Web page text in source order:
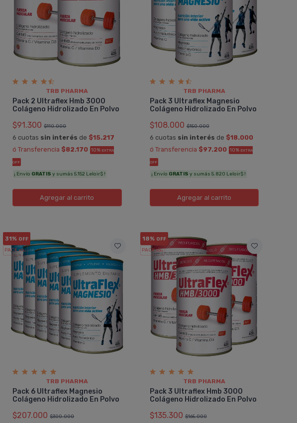
la presentacion. Ya que si
vas de viaje no necesitas llevar el
de la lata. Elegís exactamente la
de sobres que necesitas.
buena idea.
COMPRAR
TRB PHARMA
Pedido #713889
Solìa usar el producto en lata, lo
consumìa desde hace varios meses.
Ahora lo uso en esta presentaciòn
que me resulta mucho màs pràctica
de utilizar ya que lo puedo llevar en la
mochila y usarlo en cualquier
Solo lo dis....
COMPRAR
TRB PHARMA
Pedido #1029046
TRB PHARMA
Pack 2 Ultraflex Hmb 3000
Colágeno Hidrolizado En Polvo
$91.300 $110.000
6 cuotas sin interés de $15.217
ó Transferencia $82.170 10% EXTRA
OFF
¡ Envío GRATIS y sumás 5.152 Leloir$ !
Agregar al carrito
TRB PHARMA
Pack 3 Ultraflex Magnesio
Colágeno Hidrolizado En Polvo
$108.000 $150.000
6 cuotas sin interés de $18.000
ó Transferencia $97.200 10% EXTRA
OFF
¡ Envío GRATIS y sumás 5.820 Leloir$ !
Agregaral carrito
31% OFF
PACK x6u.
TRB PHARMA
Pack 6 Ultraflex Magnesio
Colágeno Hidrolizado En Polvo
$207.000 $300.000
18% OFF
PACK x3u.
TRB PHARMA
Pack 3 Ultraflex Hmb 3000
Colágeno Hidrolizado En Polvo
$135.300 $165.000